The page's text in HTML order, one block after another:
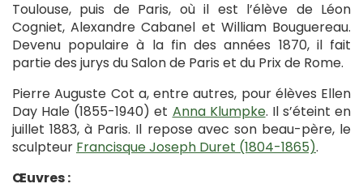
Toulouse, puis de Paris, où il est l’élève de Léon
Cogniet, Alexandre Cabanel et William Bouguereau.
Devenu populaire à la fin des années 1870, il fait
partie des jurys du Salon de Paris et du Prix de Rome.
Pierre Auguste Cot a, entre autres, pour élèves Ellen
Day Hale (1855-1940) et Anna Klumpke. Il s’éteint en
juillet 1883, à Paris. Il repose avec son beau-père, le
sculpteur Francisque Joseph Duret (1804-1865).
Œuvres :